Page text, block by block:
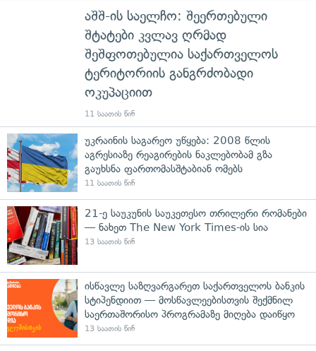
აშშ-ის საელჩო: შეერთებული
შტატები კვლავ ღრმად
შეშფოთებულია საქართველოს
ტერიტორიის განგრძობადი
ოკუპაციით
11 საათის წინ
უკრაინის საგარეო უწყება: 2008 წლის
აგრესიაზე რეაგირების ნაკლებობამ გზა
გაუხსნა ფართომასშტაბიან ომებს
11 საათის წინ
21-ე საუკუნის საუკეთესო თრილერი რომანები
— ნახეთ The New York Times-ის სია
13 საათის წინ
ისწავლე საზღვარგარეთ საქართველოს ბანკის
სტიპენდიით — მოსწავლეებისთვის შექმნილ
საერთაშორისო პროგრამაზე მიღება დაიწყო
13 საათის წინ